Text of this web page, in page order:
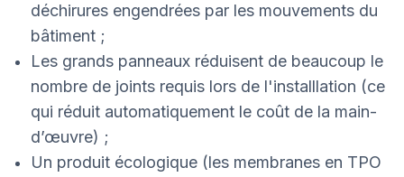
déchirures engendrées par les mouvements du
bâtiment ;
Les grands panneaux réduisent de beaucoup le
nombre de joints requis lors de l'installlation (ce
qui réduit automatiquement le coût de la main-
d’œuvre) ;
Un produit écologique (les membranes en TPO